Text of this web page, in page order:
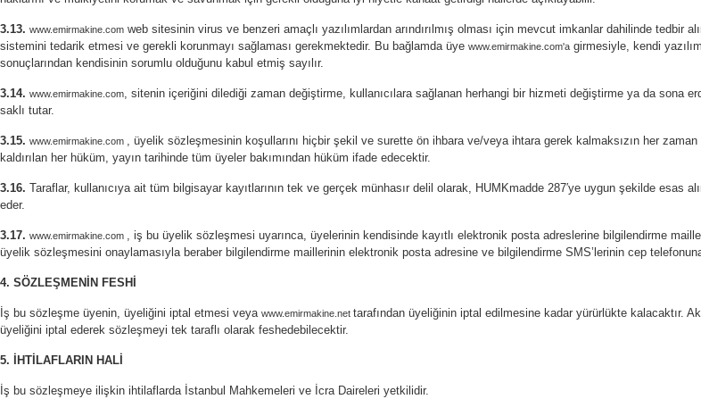
3.13. www.emirmakine.com web sitesinin virus ve benzeri amaçlı yazılımlardan arındırılmış olması için mevcut imkanlar dahilinde tedbir
sistemini tedarik etmesi ve gerekli korunmayı sağlaması gerekmektedir. Bu bağlamda üye www.emirmakine.com'a girmesiyle, kendi
sonuçlarından kendisinin sorumlu olduğunu kabul etmiş sayılır.
3.14. www.emirmakine.com, sitenin içeriğini dilediği zaman değiştirme, kullanıcılara sağlanan herhangi bir hizmeti değiştirme ya da sona
saklı tutar.
3.15. www.emirmakine.com , üyelik sözleşmesinin koşullarını hiçbir şekil ve surette ön ihbara ve/veya ihtara gerek kalmaksızın her
kaldırılan her hüküm, yayın tarihinde tüm üyeler bakımından hüküm ifade edecektir.
3.16. Taraflar, kullanıcıya ait tüm bilgisayar kayıtlarının tek ve gerçek münhasır delil olarak, HUMKmadde 287′ye uygun şekilde esas
eder.
3.17. www.emirmakine.com , iş bu üyelik sözleşmesi uyarınca, üyelerinin kendisinde kayıtlı elektronik posta adreslerine bilgilendirme
üyelik sözleşmesini onaylamasıyla beraber bilgilendirme maillerinin elektronik posta adresine ve bilgilendirme SMS’lerinin cep
4. SÖZLEŞMENİN FESHİ
İş bu sözleşme üyenin, üyeliğini iptal etmesi veya www.emirmakine.net tarafından üyeliğinin iptal edilmesine kadar yürürlükte kalacaktır.
üyeliğini iptal ederek sözleşmeyi tek taraflı olarak feshedebilecektir.
5. İHTİLAFLARIN HALİ
İş bu sözleşmeye ilişkin ihtilaflarda İstanbul Mahkemeleri ve İcra Daireleri yetkilidir.